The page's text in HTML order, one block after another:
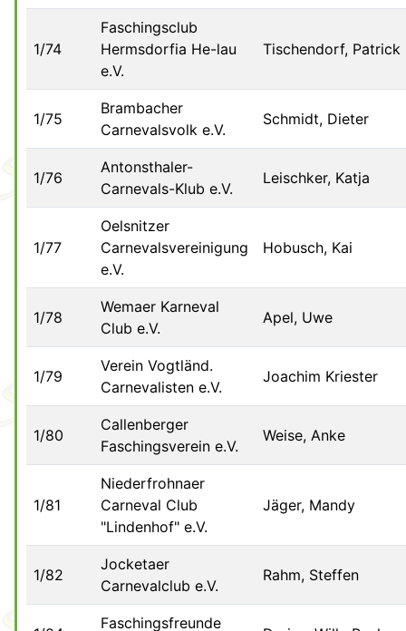
1/74
Faschingsclub
Hermsdorfia He-lau
e.V.
Tischendorf, Patrick
1/75
Brambacher
Carnevalsvolk e.V.
Schmidt, Dieter
1/76
Antonsthaler-
Carnevals-Klub e.V.
Leischker, Katja
1/77
Oelsnitzer
Carnevalsvereinigung
e.V.
Hobusch, Kai
1/78
Wemaer Karneval
Club e.V.
Apel, Uwe
1/79
Verein Vogtländ.
Carnevalisten e.V.
Joachim Kriester
1/80
Callenberger
Faschingsverein e.V.
Weise, Anke
1/81
Niederfrohnaer
Carneval Club
"Lindenhof" e.V.
Jäger, Mandy
1/82
Jocketaer
Carnevalclub e.V.
Rahm, Steffen
Faschingsfreunde